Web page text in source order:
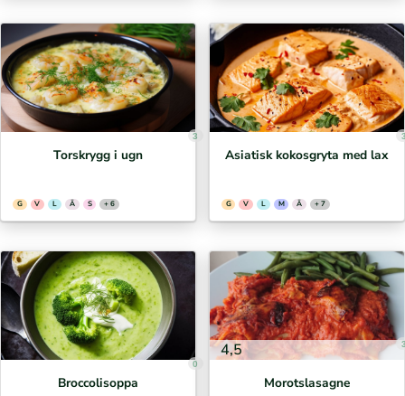
3
Torskrygg i ugn
G V L Ä S + 6
Asiatisk kokosgryta med lax
G V L M Ä + 7
0
Broccolisoppa
4,5
Morotslasagne